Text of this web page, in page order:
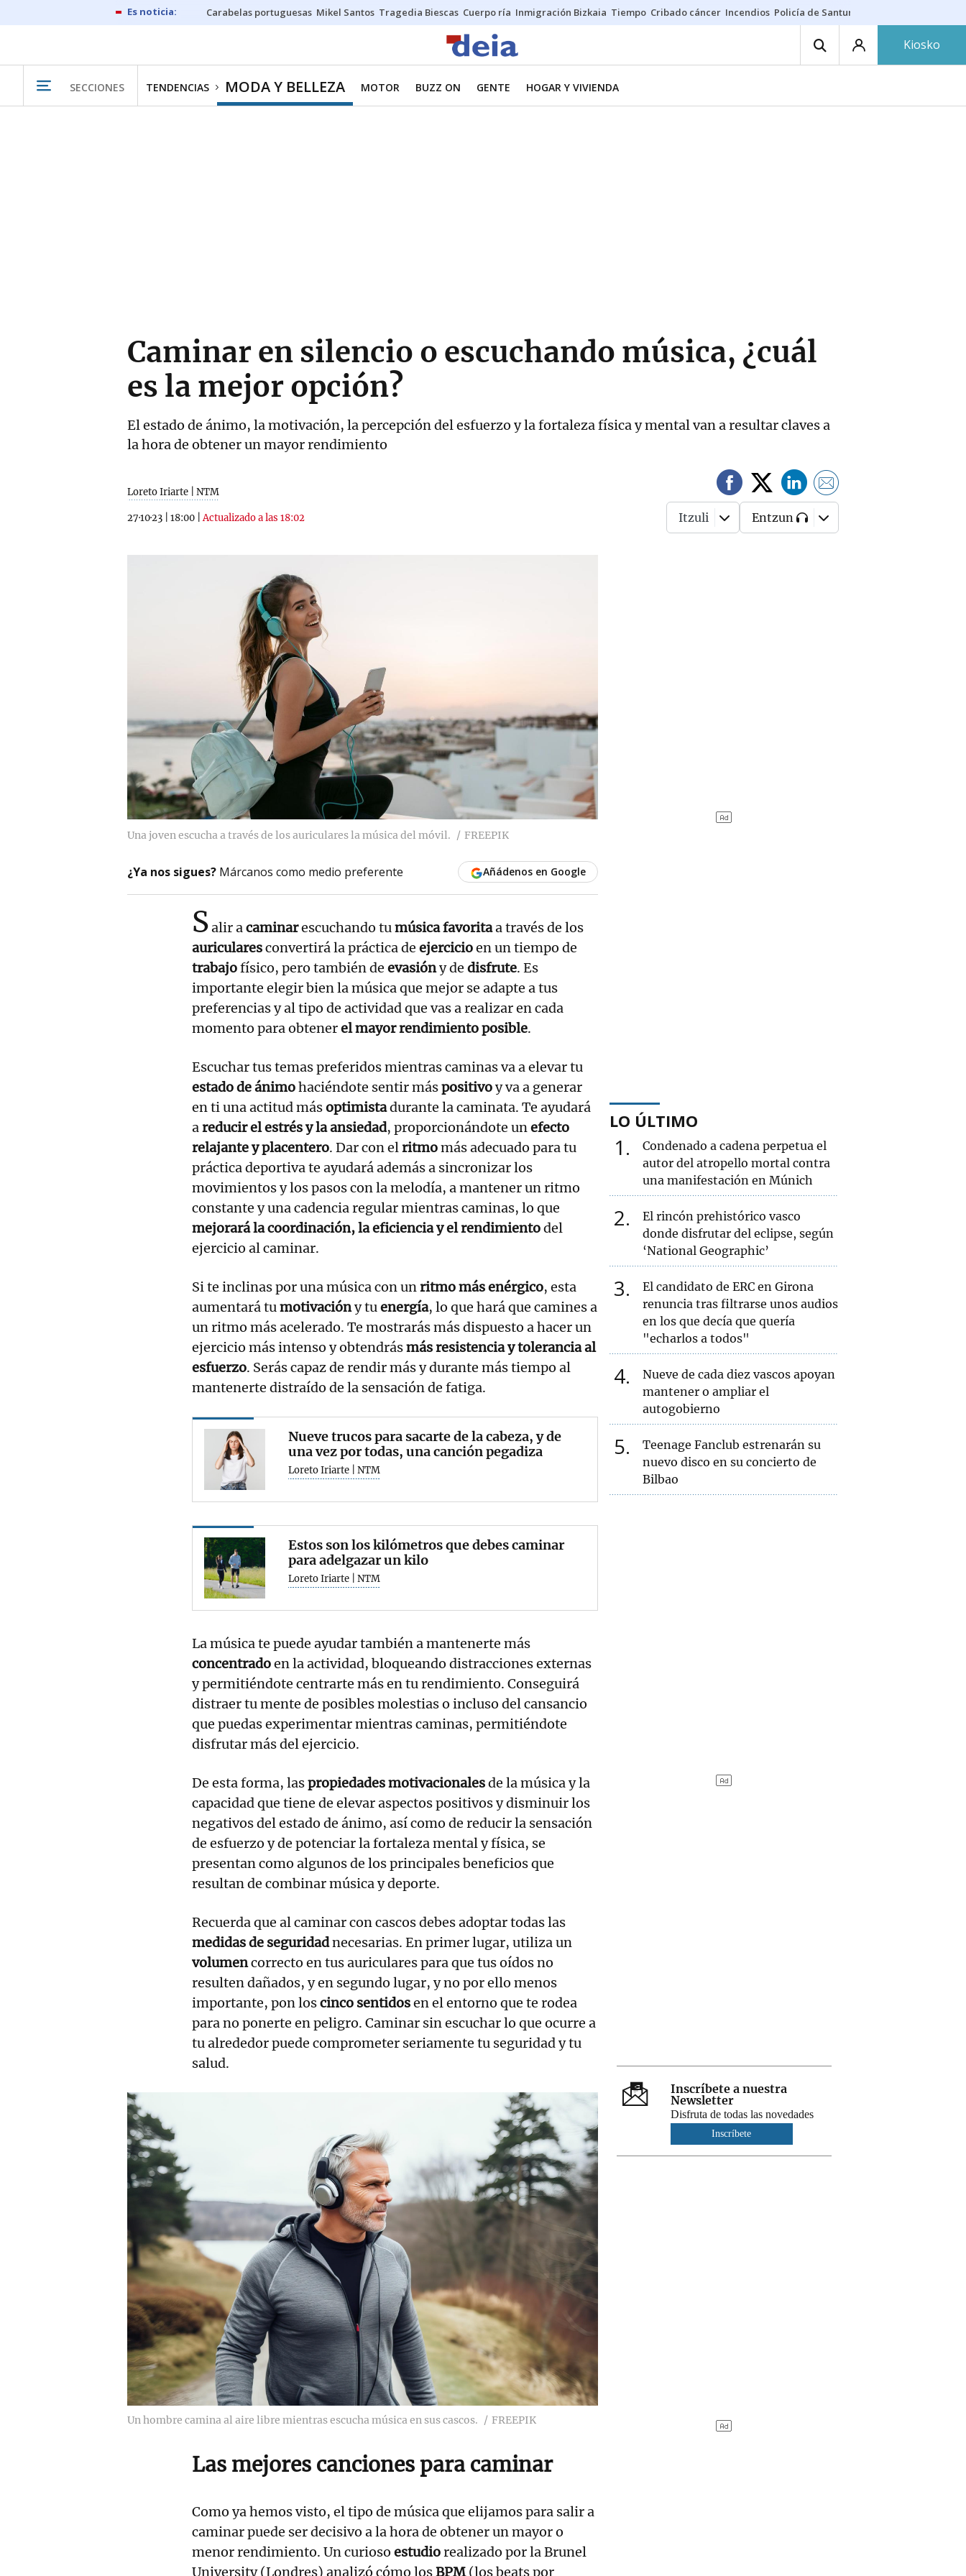
Carabelas portuguesas Mikel Santos Tragedia Biescas Cuerpo ría Inmigración Bizkaia Tiempo Cribado cáncer Incendios Policía de Santurtzi
Kiosko
SECCIONES TENDENCIAS MODA Y BELLEZA MOTOR BUZZ ON GENTE HOGAR Y VIVIENDA
Caminar en silencio o escuchando música, ¿cuál
es la mejor opción?
El estado de ánimo, la motivación, la percepción del esfuerzo y la fortaleza física y mental van a resultar claves a
la hora de obtener un mayor rendimiento
Loreto Iriarte | NTM
27·10·23 18:00 |Actualizado a las 18:02 Itzuli Entzun
Una joven escucha a través de los auriculares la música del móvil. FREEPIK
¿Ya nos sigues? Márcanos como medio preferente Añádenos en Google
Salir acaminarescuchando tumúsica favoritaa través de los
auricularesconvertirá la práctica de ejercicioen un tiempo de
trabajofísico, pero también de evasióny de disfrute. Es
importante elegir bien la música que mejor se adapte a tus
preferencias y al tipo de actividad que vas a realizar en cada
momento para obtenerel mayor rendimiento posible.
Escuchar tus temas preferidos mientras caminas va a elevar tu
estado de ánimohaciéndote sentir máspositivoy va a generar
en ti una actitud másoptimistadurante la caminata. Te ayudará
areducir el estrés y la ansiedad, proporcionándote unefecto
relajante y placentero. Dar con elritmomás adecuado para tu
práctica deportiva te ayudará además a sincronizar los
movimientos y los pasos con la melodía, a mantener un ritmo
constante y una cadencia regular mientras caminas, lo que
mejorará la coordinación, la eficiencia y el rendimientodel
ejercicio al caminar.
Si te inclinas por una música con unritmo más enérgico, esta
aumentará tumotivacióny tuenergía, lo que hará que camines a
un ritmo más acelerado. Te mostrarás más dispuesto a hacer un
ejercicio más intenso y obtendrásmás resistencia y tolerancia al
esfuerzo. Serás capaz de rendir más y durante más tiempo al
mantenerte distraído de la sensación de fatiga.
Nueve trucos para sacarte de la cabeza, y de
una vez por todas, una canción pegadiza
Loreto Iriarte | NTM
Estos son los kilómetros que debes caminar
para adelgazar un kilo
Loreto Iriarte | NTM
La música te puede ayudar también a mantenerte más
concentradoen la actividad, bloqueando distracciones externas
y permitiéndote centrarte más en tu rendimiento. Conseguirá
distraer tu mente de posibles molestias o incluso del cansancio
que puedas experimentar mientras caminas, permitiéndote
disfrutar más del ejercicio.
De esta forma, laspropiedades motivacionalesde la música y la
capacidad que tiene de elevar aspectos positivos y disminuir los
negativos del estado de ánimo, así como de reducir la sensación
de esfuerzo y de potenciar la fortaleza mental y física, se
presentan como algunos de los principales beneficios que
resultan de combinar música y deporte.
Recuerda que al caminar con cascos debes adoptar todas las
medidas de seguridadnecesarias. En primer lugar, utiliza un
volumencorrecto en tus auriculares para que tus oídos no
resulten dañados, y en segundo lugar, y no por ello menos
importante, pon loscinco sentidosen el entorno que te rodea
para no ponerte en peligro. Caminar sin escuchar lo que ocurre a
tu alrededor puede comprometer seriamente tu seguridad y tu
salud.
Un hombre camina al aire libre mientras escucha música en sus cascos. FREEPIK
Las mejores canciones para caminar
Como ya hemos visto, el tipo de música que elijamos para salir a
caminar puede ser decisivo a la hora de obtener un mayor o
menor rendimiento. Un curioso estudiorealizado por la Brunel
University (Londres) analizó cómo losBPM(los beats por
LO ÚLTIMO
1
Condenado a cadena perpetua el
autor del atropello mortal contra
una manifestación en Múnich
2
El rincón prehistórico vasco
donde disfrutar del eclipse, según
‘National Geographic’
3
El candidato de ERC en Girona
renuncia tras filtrarse unos audios
en los que decía que quería
"echarlos a todos"
4
Nueve de cada diez vascos apoyan
mantener o ampliar el
autogobierno
5
Teenage Fanclub estrenarán su
nuevo disco en su concierto de
Bilbao
Inscríbete a nuestra
Newsletter
Disfruta de todas las novedades
Inscríbete